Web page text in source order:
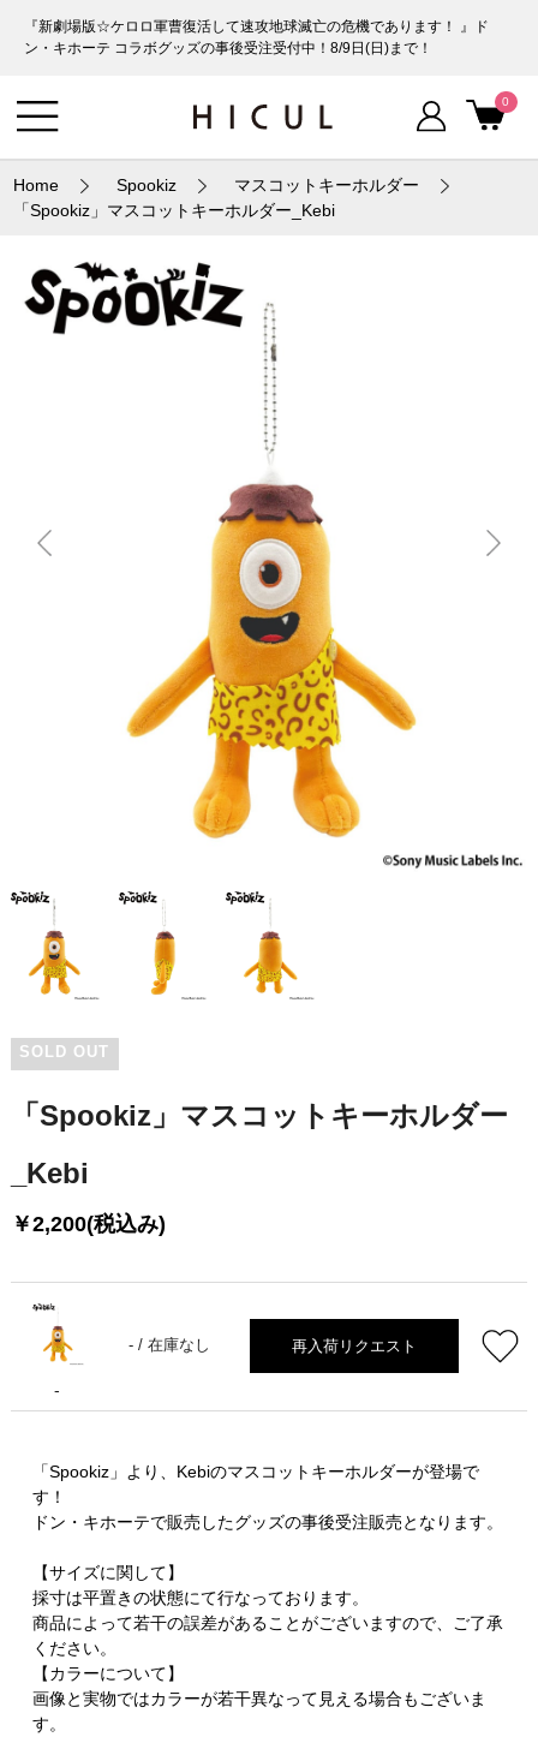
『新劇場版☆ケロロ軍曹復活して速攻地球滅亡の危機であります！ 』ド
ン・キホーテ コラボグッズの事後受注受付中！8/9日(日)まで！
0
Home Spookiz
マスコットキーホルダー
「Spookiz」マスコットキーホルダー_Kebi
SOLD OUT
「Spookiz」マスコットキーホルダー
_Kebi
￥2,200(税込み)
-
- /在庫なし 再入荷リクエスト
「Spookiz」より、Kebiのマスコットキーホルダーが登場で
す！
ドン・キホーテで販売したグッズの事後受注販売となります。
【サイズに関して】
採寸は平置きの状態にて行なっております。
商品によって若干の誤差があることがございますので、ご了承
ください。
【カラーについて】
画像と実物ではカラーが若干異なって見える場合もございま
す。